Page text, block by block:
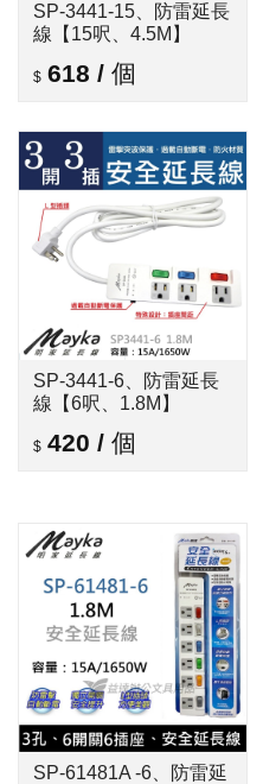
SP-3441-15、防雷延長
線【15呎、4.5M】
618 / 個
SP-3441-6、防雷延長
線【6呎、1.8M】
420 / 個
SP-61481A -6、防雷延